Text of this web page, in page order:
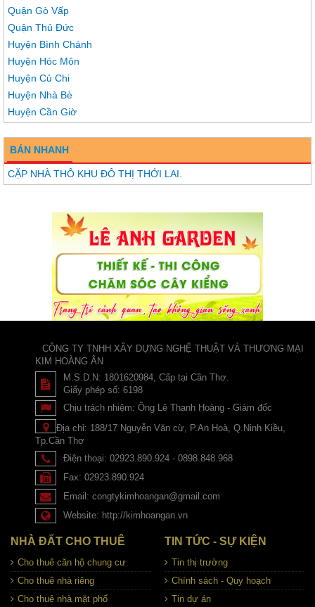
Quận Gò Vấp
Quận Thủ Đức
Huyện Bình Chánh
Huyện Hóc Môn
Huyện Củ Chi
Huyện Nhà Bè
Huyện Cần Giờ
BÁN NHANH
CẶP NHÀ THÔ KHU ĐÔ THỊ THỚI LAI.
CÔNG TY TNHH XÂY DỰNG NGHỆ THUẬT VÀ THƯƠNG MẠI
KIM HOÀNG ÂN
M.S.D.N: 1801620984, Cấp tại Cần Thơ.
Giấy phép số: 6198
Chịu trách nhiệm: Ông Lê Thanh Hoàng - Giám đốc
Địa chỉ: 188/17 Nguyễn Văn cừ, P.An Hoà, Q.Ninh Kiều,
Tp.Cần Thơ
Điện thoại: 02923.890.924 - 0898.848.968
Fax: 02923.890.924
Email: congtykimhoangan@gmail.com
Website: http://kimhoangan.vn
NHÀ ĐẤT CHO THUÊ
Cho thuê căn hộ chung cư
Cho thuê nhà riêng
Cho thuê nhà mặt phố
TIN TỨC - SỰ KIỆN
Tin thị trường
Chính sách - Quy hoạch
Tin dự án